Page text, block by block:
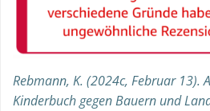
Rebmann, K. (2024c, Februar 13).
Kinderbuch gegen Bauern und